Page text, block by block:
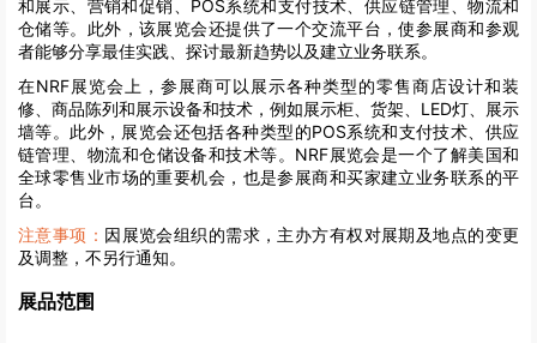
和展示、营销和促销、POS系统和支付技术、供应链管理、物流和
仓储等。此外，该展览会还提供了一个交流平台，使参展商和参观
者能够分享最佳实践、探讨最新趋势以及建立业务联系。
在NRF展览会上，参展商可以展示各种类型的零售商店设计和装
修、商品陈列和展示设备和技术，例如展示柜、货架、LED灯、展示
墙等。此外，展览会还包括各种类型的POS系统和支付技术、供应
链管理、物流和仓储设备和技术等。NRF展览会是一个了解美国和
全球零售业市场的重要机会，也是参展商和买家建立业务联系的平
台。
注意事项： 因展览会组织的需求，主办方有权对展期及地点的变更
及调整，不另行通知。
展品范围